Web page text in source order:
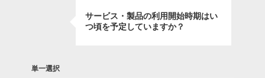
サービス・製品の利用開始時期はい
つ頃を予定していますか？
単一選択